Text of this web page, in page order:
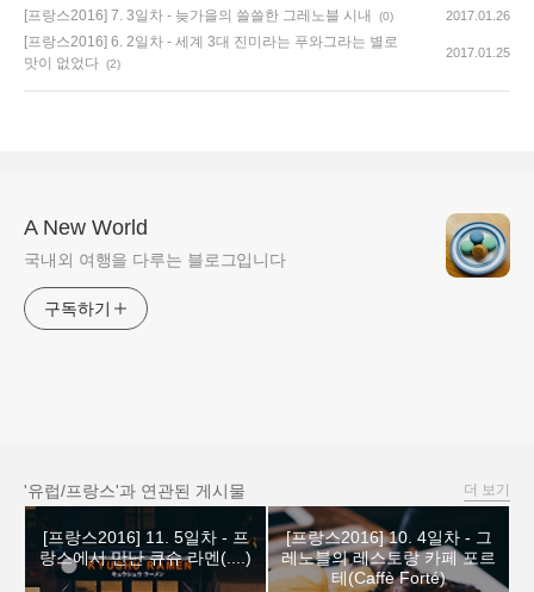
[프랑스2016] 7. 3일차 - 늦가을의 쓸쓸한 그레노블 시내 (0) 2017.01.26
[프랑스2016] 6. 2일차 - 세계 3대 진미라는 푸와그라는 별로
맛이 없었다 (2)
2017.01.25
A New World
국내외 여행을 다루는 블로그입니다
구독하기
'유럽/프랑스'과 연관된 게시물
[프랑스2016] 11. 5일차 - 프
랑스에서 만난 큐슈 라멘(....)
[프랑스2016] 10. 4일차 - 그
레노블의 레스토랑 카페 포르
테(Caffè Forté)
더 보기